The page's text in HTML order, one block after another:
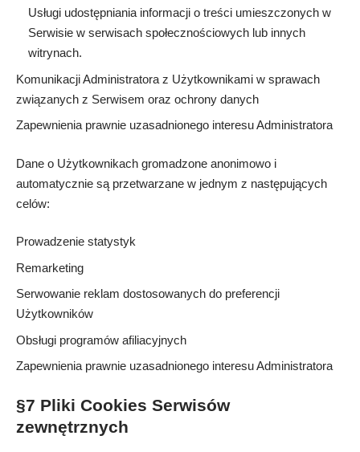
Usługi udostępniania informacji o treści umieszczonych w
Serwisie w serwisach społecznościowych lub innych
witrynach.
Komunikacji Administratora z Użytkownikami w sprawach
związanych z Serwisem oraz ochrony danych
Zapewnienia prawnie uzasadnionego interesu Administratora
Dane o Użytkownikach gromadzone anonimowo i
automatycznie są przetwarzane w jednym z następujących
celów:
Prowadzenie statystyk
Remarketing
Serwowanie reklam dostosowanych do preferencji
Użytkowników
Obsługi programów afiliacyjnych
Zapewnienia prawnie uzasadnionego interesu Administratora
§7 Pliki Cookies Serwisów
zewnętrznych